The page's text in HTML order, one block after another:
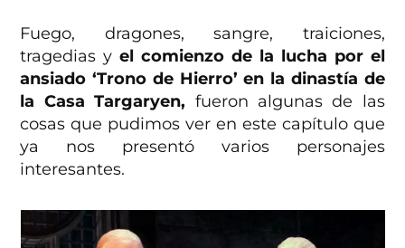
Fuego, dragones, sangre, traiciones,
tragedias yel comienzo de la lucha por el
ansiado ‘Trono de Hierro’ en la dinastía de
la Casa Targaryen, fueron algunas de las
cosas que pudimos ver en este capítulo que
ya nos presentó varios personajes
interesantes.